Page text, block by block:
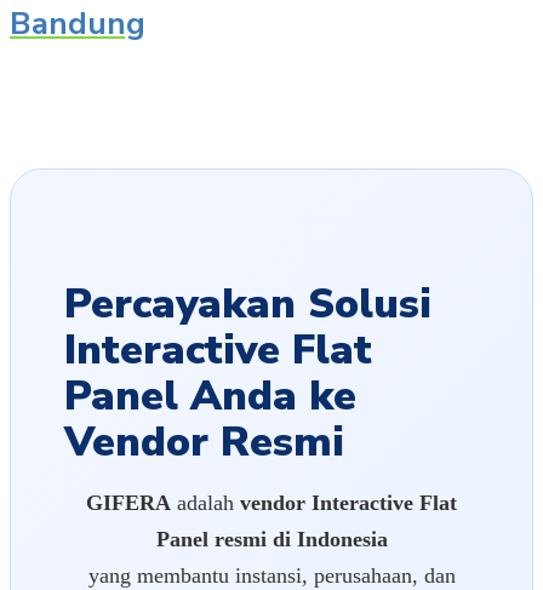
Bandung
Percayakan Solusi
Interactive Flat
Panel Anda ke
Vendor Resmi
GIFERA adalah vendor Interactive Flat
Panel resmi di Indonesia
yang membantu instansi, perusahaan, dan